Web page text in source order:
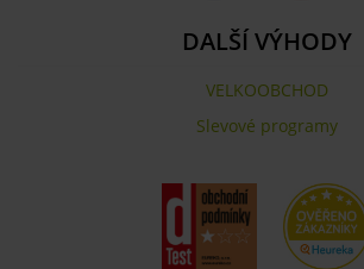
DALŠÍ VÝHODY
VELKOOBCHOD
Slevové programy